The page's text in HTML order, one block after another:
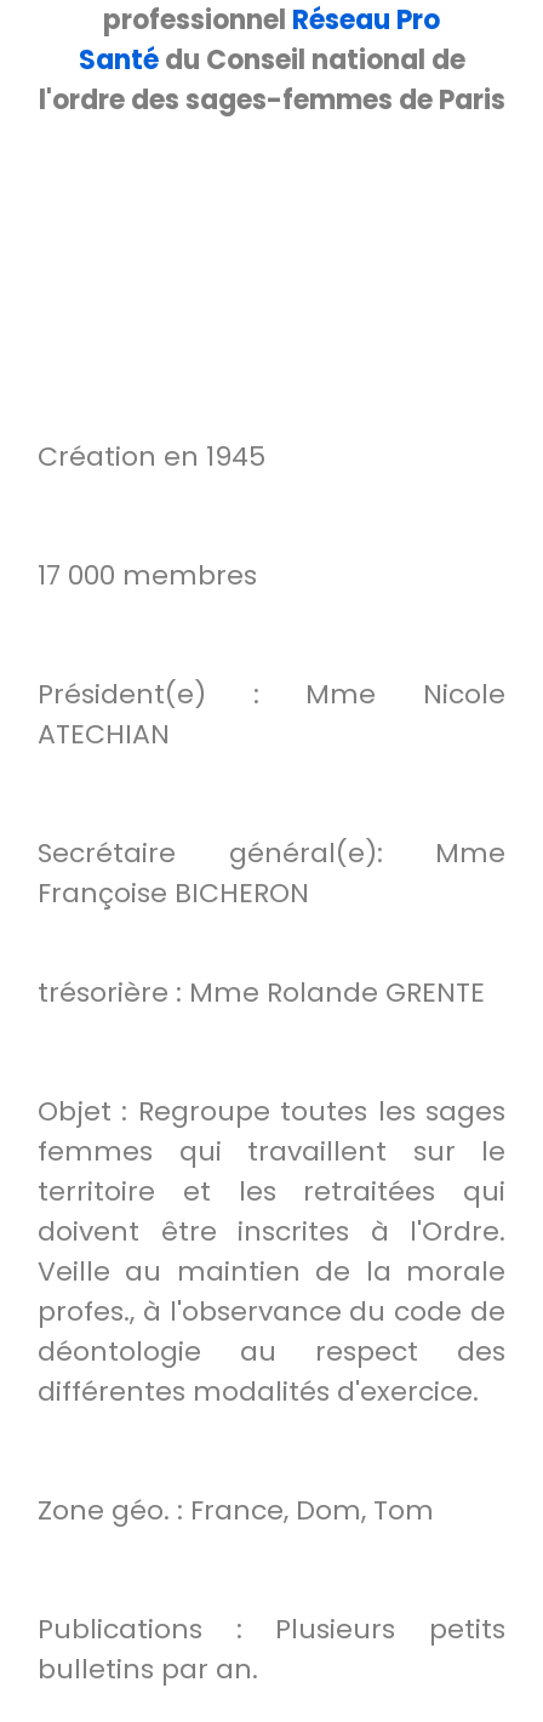
professionnel Réseau Pro
Santédu Conseil national de
l'ordre des sages-femmes de Paris
Création en 1945
17 000 membres
Président(e) : Mme Nicole
ATECHIAN
Secrétaire général(e): Mme
Françoise BICHERON
trésorière : Mme Rolande GRENTE
Objet : Regroupe toutes les sages
femmes qui travaillent sur le
territoire et les retraitées qui
doivent être inscrites à l'Ordre.
Veille au maintien de la morale
profes., à l'observance du code de
déontologie au respect des
différentes modalités d'exercice.
Zone géo. : France, Dom, Tom
Publications : Plusieurs petits
bulletins par an.